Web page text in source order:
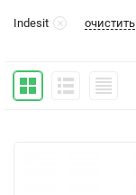
Indesit очистить